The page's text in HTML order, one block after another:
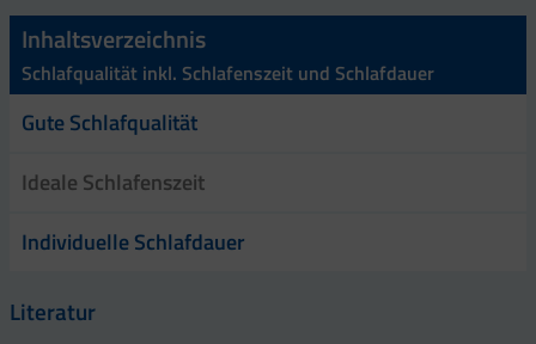
Inhaltsverzeichnis
Schlafqualität inkl. Schlafenszeit und Schlafdauer
Gute Schlafqualität
Ideale Schlafenszeit
Individuelle Schlafdauer
Literatur